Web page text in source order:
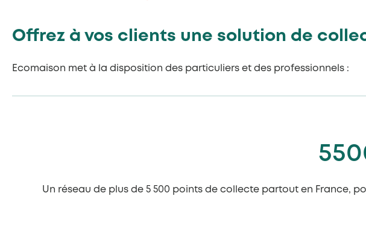
Offrez à vos clients une solution de
Ecomaison met à la disposition des particuliers et des professionnels :
Un réseau de plus de 5 500 points de collecte partout en France,